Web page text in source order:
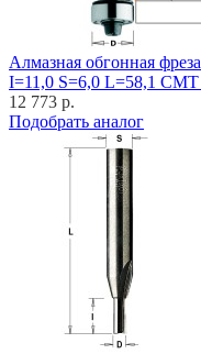
Алмазная обгонная
I=11,0 S=6,0 L=58,1 CMT
12 773 р.
Подобрать аналог